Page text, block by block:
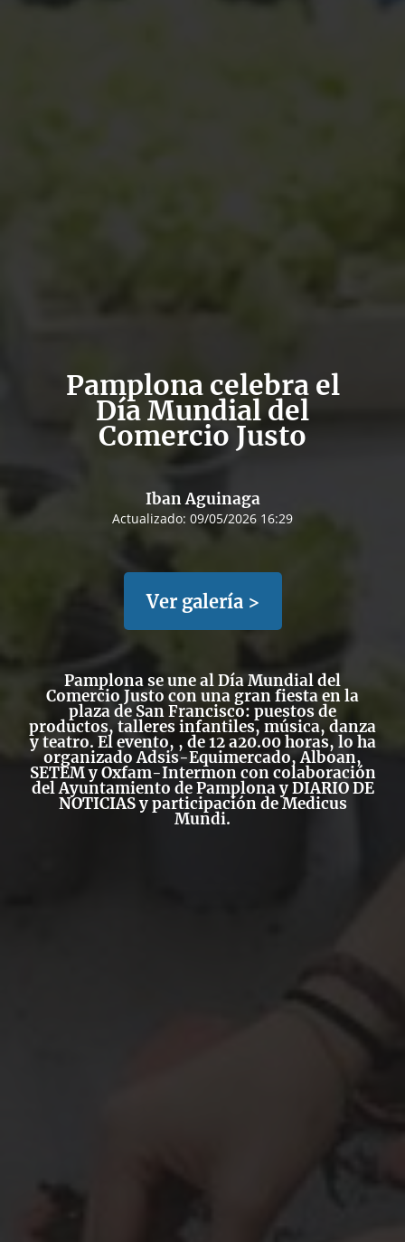
Pamplona celebra el
Día Mundial del
Comercio Justo
Iban Aguinaga
Actualizado: 09/05/2026 16:29
Ver galería >
Pamplona se une al Día Mundial del
Comercio Justo con una gran fiesta en la
plaza de San Francisco: puestos de
productos, talleres infantiles, música, danza
y teatro. El evento, , de 12 a20.00 horas, lo ha
organizado Adsis-Equimercado, Alboan,
SETEM y Oxfam-Intermon con colaboración
del Ayuntamiento de Pamplona y DIARIO DE
NOTICIAS y participación de Medicus
Mundi.